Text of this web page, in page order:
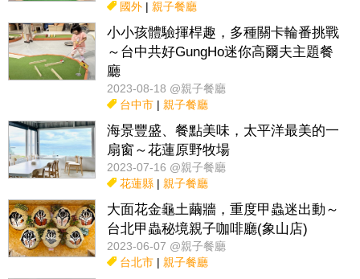
國外| 親子餐廳
小小孩體驗揮桿趣，多種關卡輪番挑戰
～台中共好GungHo迷你高爾夫主題餐
廳
2023-08-18 @親子餐廳
台中市| 親子餐廳
海景豐盛、餐點美味，太平洋最美的一
扇窗～花蓮原野牧場
2023-07-16 @親子餐廳
花蓮縣| 親子餐廳
大面花金龜土繭牆，重度甲蟲迷出動～
台北甲蟲秘境親子咖啡廳(象山店)
2023-06-07 @親子餐廳
台北市| 親子餐廳